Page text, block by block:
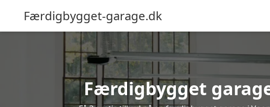
Færdigbygget-garage.dk
Færdigbygget